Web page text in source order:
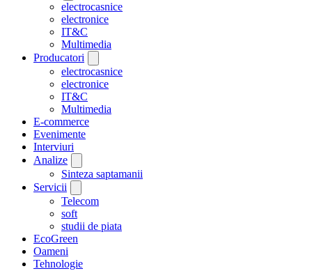
electrocasnice
electronice
IT&C
Multimedia
Producatori
electrocasnice
electronice
IT&C
Multimedia
E-commerce
Evenimente
Interviuri
Analize
Sinteza saptamanii
Servicii
Telecom
soft
studii de piata
EcoGreen
Oameni
Tehnologie